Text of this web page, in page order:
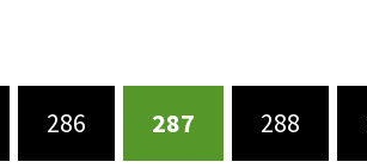
286 287 288